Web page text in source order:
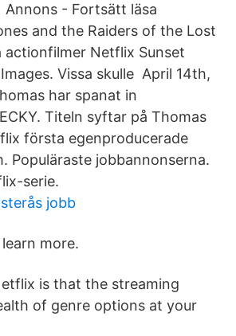
Annons - Fortsätt läsa
and the Raiders of the Lost
actionfilmer Netflix Sunset
Vissa skulle April 14th,
har spanat in
Titeln syftar på Thomas
första egenproducerade
Populäraste jobbannonserna.
serie.
jobb
more.
is that the streaming
of genre options at your